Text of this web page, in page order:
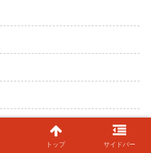
トップ サイドバー